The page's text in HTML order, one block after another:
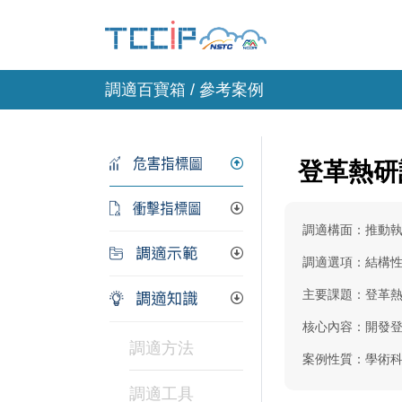
調適百寶箱 / 參考案例
調適方法
調適工具
登革熱
調適構面：推動
調適選項：結構性
主要課題：登革
核心內容：開發
案例性質：學術